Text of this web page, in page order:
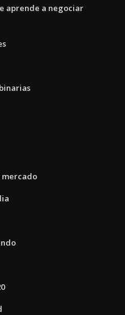
aprende a negociar
mercado